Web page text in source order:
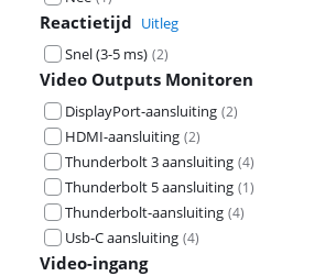
Reactietijd Uitleg
Snel (3-5 ms) (2)
Video Outputs Monitoren
DisplayPort-aansluiting (2)
HDMI-aansluiting (2)
Thunderbolt 3 aansluiting (4)
Thunderbolt 5 aansluiting (1)
Thunderbolt-aansluiting (4)
Usb-C aansluiting (4)
Video-ingang